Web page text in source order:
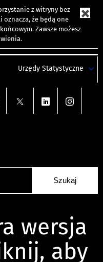
z witryny bez
że będą one
Zawsze możesz
Urzędy Statystyczne
wersja
aby